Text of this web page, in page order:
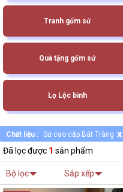
Tranh gốm sứ
Quà tặng gốm sứ
Lọ Lộc bình
Chất liệu : Sứ cao cấp Bát Tràng x
Đã lọc được 1 sản phẩm
Bộ lọc Sắp xếp